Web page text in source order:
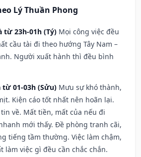
Lý Thuần Phong
từ 23h-01h (Tý) Mọi công việc đều
cầu tài đi theo hướng Tây Nam –
Người xuất hành thì đều bình
từ 01-03h (Sửu) Mưu sự khó thành,
Kiện cáo tốt nhất nên hoãn lại.
về. Mất tiền, mất của nếu đi
mới thấy. Đề phòng tranh cãi,
tiếng tầm thường. Việc làm chậm,
làm việc gì đều cần chắc chắn.